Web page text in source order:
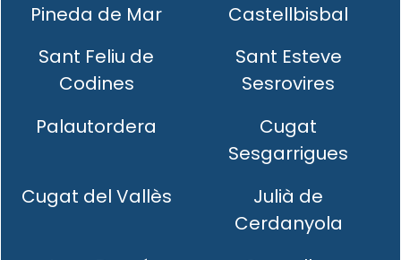
Pineda de Mar
Castellbisbal
Sant Feliu de
Codines
Sant Esteve
Sesrovires
Palautordera
Cugat
Sesgarrigues
Cugat del Vallès
Julià de
Cerdanyola